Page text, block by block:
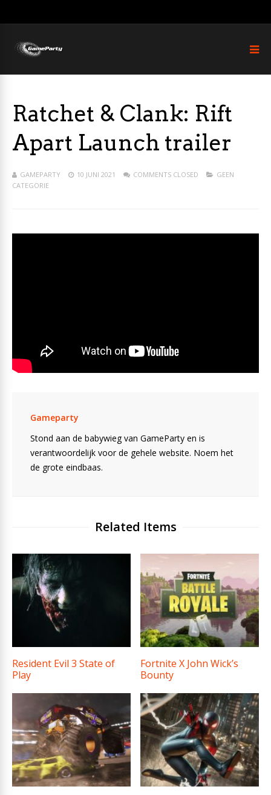
Ratchet & Clank: Rift
Apart Launch trailer
GAMEPARTY 10 JUNI 2021 COMMENTS CLOSED
GEEN
CATEGORIE
Gameparty
Stond aan de babywieg van GameParty en is
verantwoordelijk voor de gehele website. Noem het
de grote eindbaas.
Related Items
Resident Evil 3 State of
Play
Fortnite X John Wick’s
Bounty